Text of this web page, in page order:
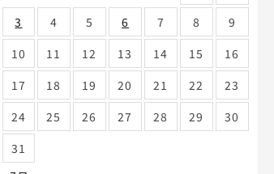
3
4 5 6 7 8
9
10
11 12 13 14 15
16
17
18 19 20 21 22
23
24
25 26 27 28 29
30
31